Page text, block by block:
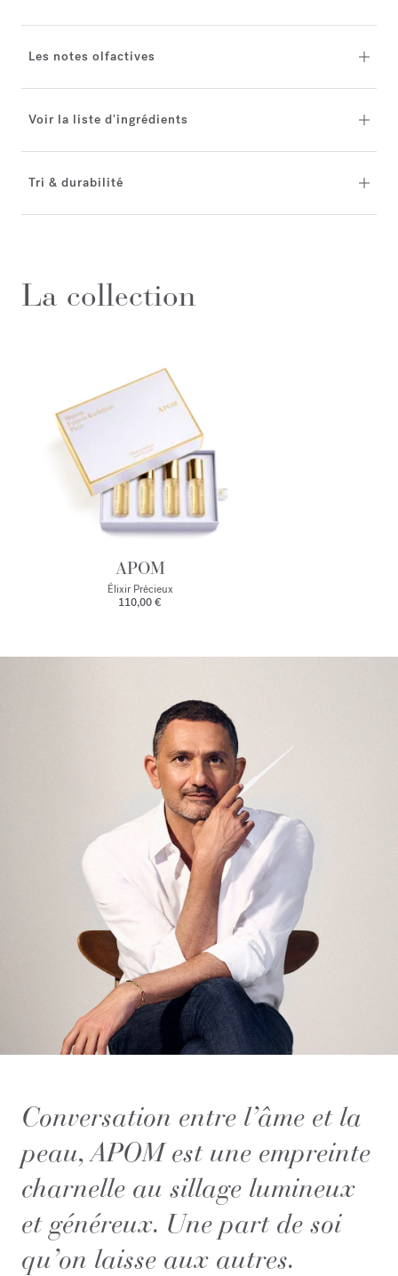
Les notes olfactives
Voir la liste d'ingrédients
Tri & durabilité
La collection
APOM
Élixir Précieux
110,00 €
Conversation entre l’âme et la
peau, APOM est une empreinte
charnelle au sillage lumineux
et généreux. Une part de soi
qu’on laisse aux autres.